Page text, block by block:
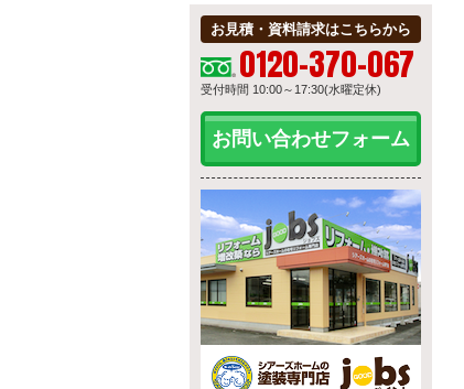
お見積・資料請求はこちらから
0120-370-067
受付時間 10:00～17:30(水曜定休)
お問い合わせフォーム